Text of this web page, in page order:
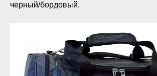
черный/бордовый.